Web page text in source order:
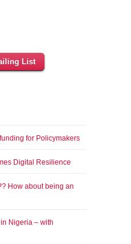
List
for Policymakers
Digital Resilience
How about being an
Nigeria – with